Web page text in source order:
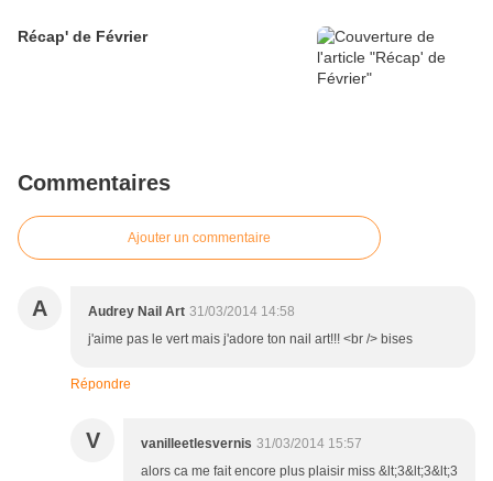
Récap' de Février
Commentaires
Ajouter un commentaire
A Audrey Nail Art 31/03/2014 14:58
j'aime pas le vert mais j'adore ton nail art!!! <br /> bises
Répondre
V vanilleetlesvernis 31/03/2014 15:57
alors ca me fait encore plus plaisir miss &lt;3&lt;3&lt;3